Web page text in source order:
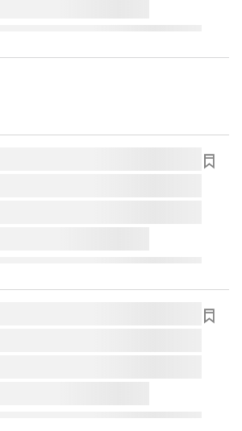
lorem ipsum dolor sit amet ...
lorem ipsum dolor sit amet ...